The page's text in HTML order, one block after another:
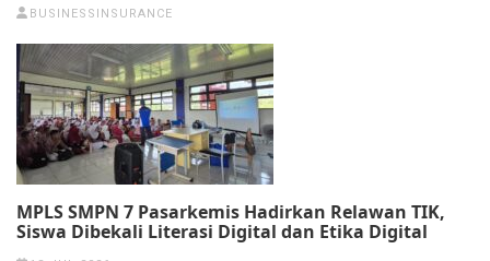
BUSINESSINSURANCE
MPLS SMPN 7 Pasarkemis Hadirkan Relawan TIK,
Siswa Dibekali Literasi Digital dan Etika Digital